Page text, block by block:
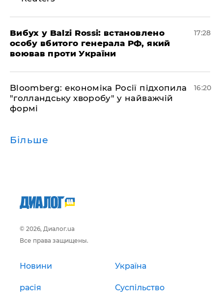
​Вибух у Balzi Rossi: встановлено
особу вбитого генерала РФ, який
воював проти України
17:28
Bloomberg: економіка Росії підхопила
"голландську хворобу" у найважчій
формі
16:20
Більше
© 2026, Диалог.ua
Все права защищены.
Новини Україна
расія Суспільство